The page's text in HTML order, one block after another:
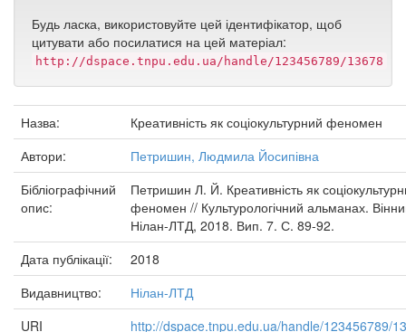
Будь ласка, використовуйте цей ідентифікатор, щоб
цитувати або посилатися на цей матеріал:
http://dspace.tnpu.edu.ua/handle/123456789/13678
Назва:
Креативність як соціокультурний феномен
Автори:
Петришин, Людмила Йосипівна
Бібліографічний
опис:
Петришин Л. Й. Креативність як
феномен // Культурологічний альманах.
Нілан-ЛТД, 2018. Вип. 7. С. 89-92.
Дата публікації:
2018
Видавництво:
Нілан-ЛТД
URI
http://dspace.tnpu.edu.ua/handle/123456789/